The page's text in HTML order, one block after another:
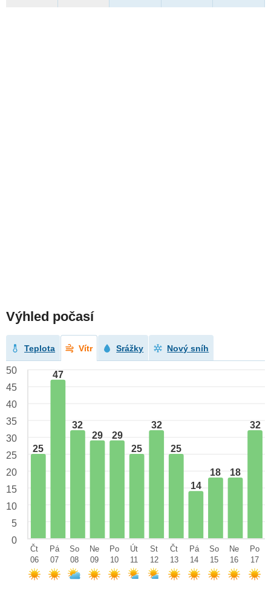
Výhled počasí
Teplota Vítr Srážky Nový sníh
25
47
32
29
29
25
32
25
14
18 18
32
50
45
40
35
30
25
20
15
10
5
0
Čt
06
Pá
07
So
08
Ne
09
Po
10
Út
11
St
12
Čt
13
Pá
14
So
15
Ne
16
Po
17